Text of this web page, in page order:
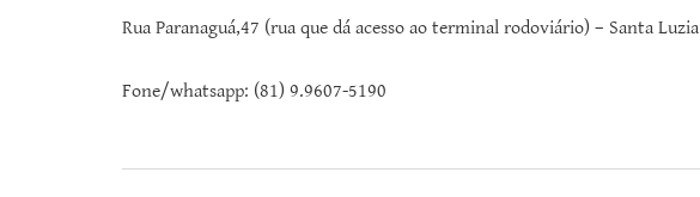
Rua Paranaguá,47 (rua que dá acesso ao terminal rodoviário) – Santa Luzia
Fone/whatsapp: (81) 9.9607-5190